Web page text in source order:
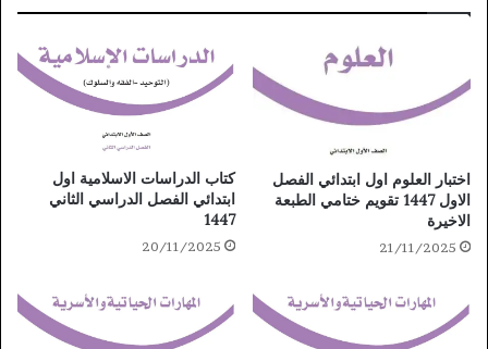
اختبار العلوم اول ابتدائي الفصل
الاول 1447 تقويم ختامي الطبعة
الاخيرة
21/11/2025
كتاب الدراسات الاسلامية اول
ابتدائي الفصل الدراسي الثاني
1447
20/11/2025